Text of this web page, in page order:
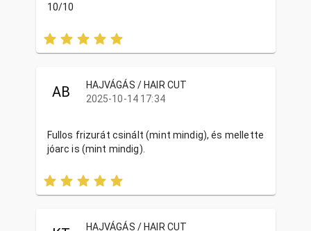
10/10
AB
HAJVÁGÁS / HAIR CUT
2025-10-14 17:34
Fullos frizurát csinált (mint mindig), és mellette
jóarc is (mint mindig).
HAJVÁGÁS / HAIR CUT